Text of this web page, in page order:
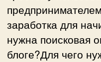
заработка для
нужна поисковая
блоге?Для чего